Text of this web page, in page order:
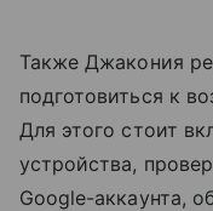
Также Джакония
подготовиться к
Для этого стоит
устройства,
Google-аккаунта,